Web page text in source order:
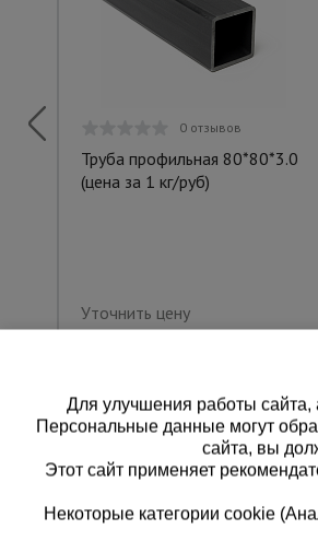
0 отзывов
Труба профильная 80*80*3.0
(цена за 1 кг/руб)
Уточнить цену
Для улучшения работы сайта,
Персональные данные могут
сайта, вы
Этот сайт применяет
Некоторые категории cookie